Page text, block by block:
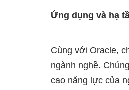
Ứng dụng và hạ
Cùng với Oracle,
ngành nghề.
cao năng lực của